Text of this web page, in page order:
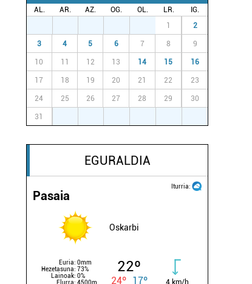
AL. AR. AZ. OG. OL. LR.
IG.
1 2
3 4 5 6 7 8 9
10 11 12 13 14 15 16
17 18 19 20 21 22 23
24 25 26 27 28 29 30
31
EGURALDIA
Iturria:
Pasaia
Oskarbi
Euria: 0mm
Hezetasuna: 73%
Lainoak: 0%
Elurra: 4500m
22º
24º 17º 4 km/h